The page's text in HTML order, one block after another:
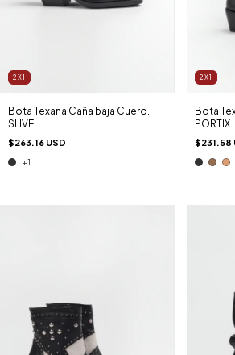
2X1
Bota Texana Caña baja Cuero.
SLIVE
$263.16 USD
+1
2X1
Bota
PORTIX
$231.58